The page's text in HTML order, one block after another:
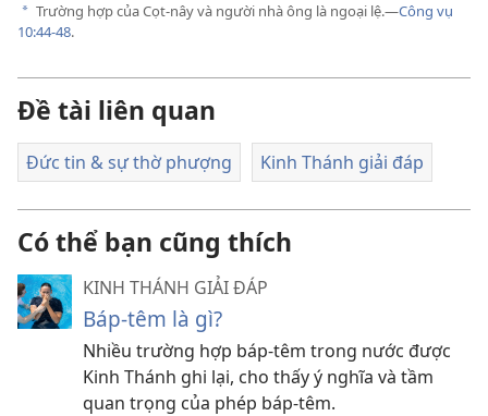
a Trường hợp của Cọt-nây và người nhà ông là ngoại lệ.​—Công vụ
10:44-48.
Đề tài liên quan
Đức tin & sự thờ phượng Kinh Thánh giải đáp
Có thể bạn cũng thích
KINH THÁNH GIẢI ĐÁP
Báp-têm là gì?
Nhiều trường hợp báp-têm trong nước được
Kinh Thánh ghi lại, cho thấy ý nghĩa và tầm
quan trọng của phép báp-têm.